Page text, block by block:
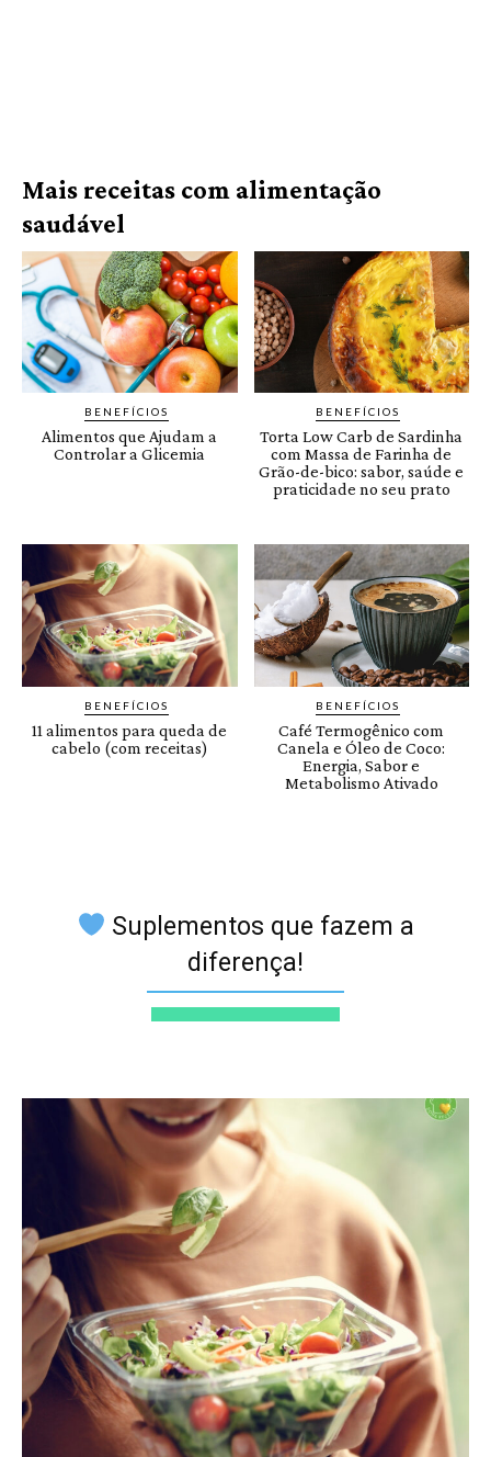
Mais receitas com alimentação
saudável
BENEFÍCIOS
Alimentos que Ajudam a
Controlar a Glicemia
BENEFÍCIOS
Torta Low Carb de Sardinha
com Massa de Farinha de
Grão-de-bico: sabor, saúde e
praticidade no seu prato
BENEFÍCIOS
11 alimentos para queda de
cabelo (com receitas)
BENEFÍCIOS
Café Termogênico com
Canela e Óleo de Coco:
Energia, Sabor e
Metabolismo Ativado
Suplementos que fazem a
diferença!